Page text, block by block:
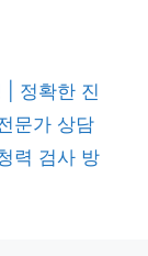
| 정확한 진
문가 상담
력 검사 방